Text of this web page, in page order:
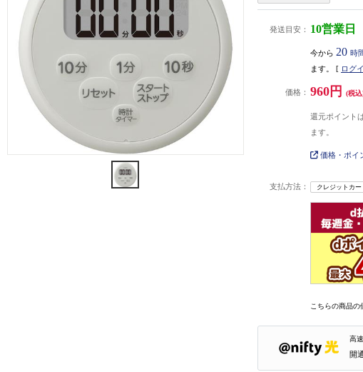
発送目安： 10営業日
今から 20 時
ます。 [ ログ
価格： 960円 (税
還元ポイント
ます。
価格・ポイ
支払方法： クレジットカー
こちらの商品の
高
開